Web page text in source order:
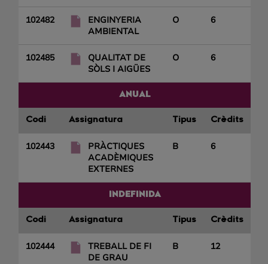
102482
ENGINYERIA
AMBIENTAL
O 6
102485
QUALITAT DE
SÒLS I AIGÜES
O 6
ANUAL
Codi Assignatura Tipus Crèdits
102443
PRÀCTIQUES
ACADÈMIQUES
EXTERNES
B 6
INDEFINIDA
Codi Assignatura Tipus Crèdits
102444
TREBALL DE FI
DE GRAU
B 12